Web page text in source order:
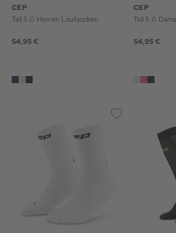
CEP
Tall 5.0 Herren Laufsocken
54,95 €
CEP
Tall
54,95 €